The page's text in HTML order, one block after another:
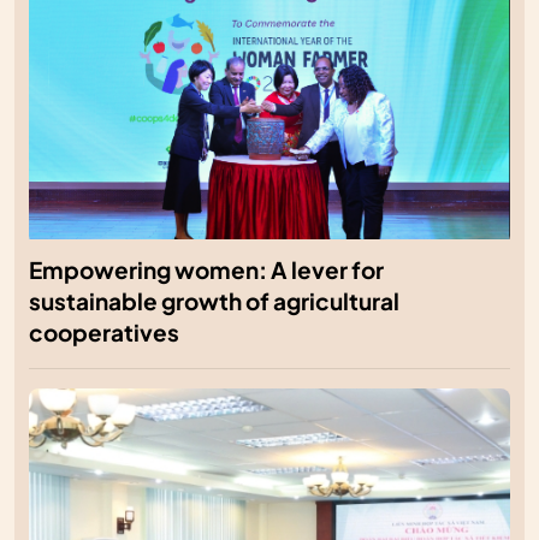
Empowering women: A lever for
sustainable growth of agricultural
cooperatives